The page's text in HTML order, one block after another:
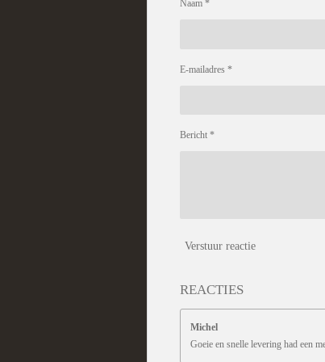
Naam *
E-mailadres *
Bericht *
Verstuur reactie
REACTIES
Michel
Goeie en snelle levering had een